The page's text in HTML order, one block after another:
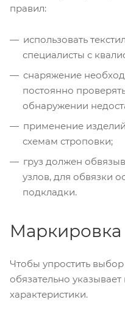
правил:
использовать
специалисты с
снаряжение
постоянно
обнаружении
применение
схемам строповки;
груз должен
узлов, для обвязки
подкладки.
Маркировка
Чтобы упростить
обязательно
характеристики.